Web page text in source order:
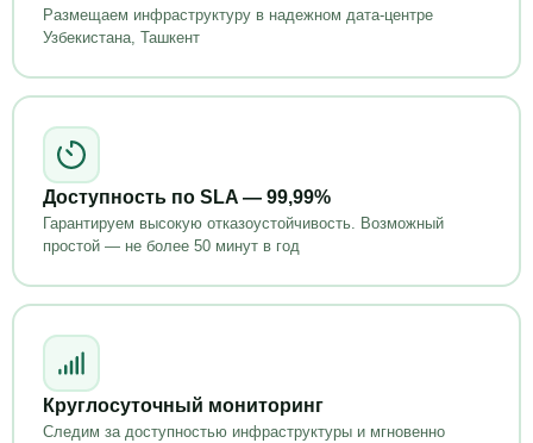
Размещаем инфраструктуру в надежном дата-центре
Узбекистана, Ташкент
Доступность по SLA — 99,99%
Гарантируем высокую отказоустойчивость. Возможный
простой — не более 50 минут в год
Круглосуточный мониторинг
Следим за доступностью инфраструктуры и мгновенно